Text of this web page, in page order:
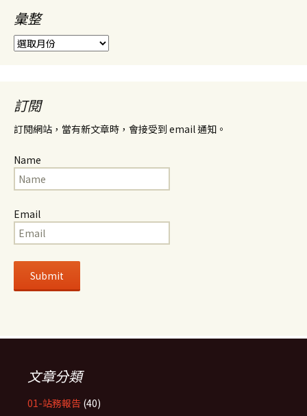
彙整
彙
整
訂閱
訂閱網站，當有新文章時，會接受到 email 通知。
Name
Email
文章分類
01-站務報告 (40)